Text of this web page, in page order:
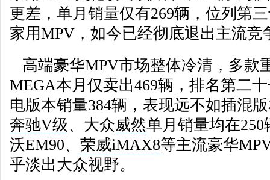
更差，单月销量仅有269辆，位列第
家用MPV，如今已经彻底退出主流竞
高端豪华MPV市场整体冷清，多款
MEGA本月仅卖出469辆，排名第二
电版本销量384辆，表现远不如插混
奔驰V级、大众威然单月销量均在
沃EM90、 荣威iMAX8等主流豪华
乎淡出大众视野。